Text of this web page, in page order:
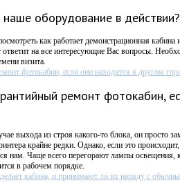
оборудование в действии?
как работает демонстрационная кабина
на все интересующие Вас вопросы.
визита.
фотокабин, если они находятся в другом
ремонт фотокабин,
выхода из строя какого-то блока, он просто
крайне редки. Однако, если это
нам. Чаще всего перегорают лампы освещения,
в рабочем порядке.
кабина, и принимают ли их наряду с